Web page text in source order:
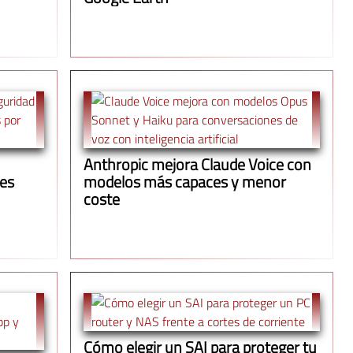
Anthropic mejora Claude Voice con
modelos más capaces y menor
coste
Cómo elegir un SAI para proteger tu